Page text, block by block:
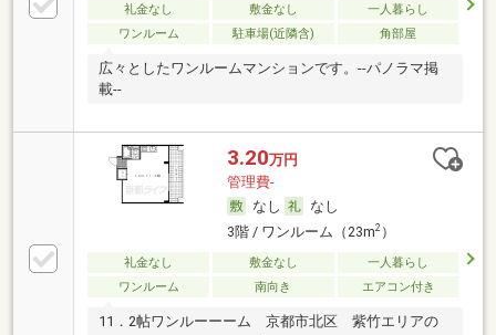
礼金なし 敷金なし
一人暮らし
ワンルーム
駐車場(近隣含) 角部屋
広々としたワンルームマンションです。--パノラマ掲
載--
3.20万円
管理費-
なし
なし
3階 / ワンルーム（23m2）
礼金なし 敷金なし
一人暮らし
ワンルーム
南向き エアコン付き
11．2帖ワンルーーーム 京都市北区 紫竹エリアの